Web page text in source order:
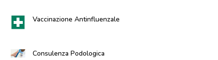
Vaccinazione Antinfluenzale
Consulenza Podologica